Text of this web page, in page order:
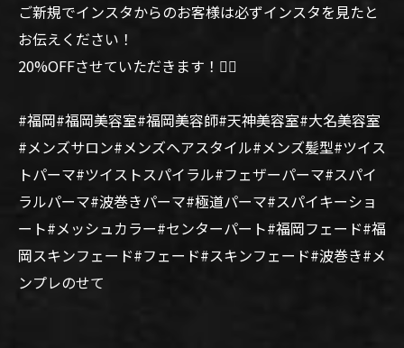
ご新規でインスタからのお客様は必ずインスタを見たと
お伝えください！
20%OFFさせていただきます！🙆‍♂️
#福岡#福岡美容室#福岡美容師#天神美容室#大名美容室
#メンズサロン#メンズヘアスタイル#メンズ髪型#ツイス
トパーマ#ツイストスパイラル#フェザーパーマ#スパイ
ラルパーマ#波巻きパーマ#極道パーマ#スパイキーショ
ート#メッシュカラー#センターパート#福岡フェード#福
岡スキンフェード#フェード#スキンフェード#波巻き#メ
ンプレのせて